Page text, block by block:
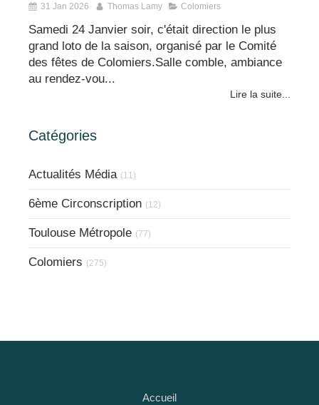
31 Jan 2026 Thomas Lamy Colomiers
Samedi 24 Janvier soir, c'était direction le plus
grand loto de la saison, organisé par le Comité
des fêtes de Colomiers.Salle comble, ambiance
au rendez-vou...
Lire la suite...
Catégories
Actualités Média (11)
6ème Circonscription (12)
Toulouse Métropole (77)
Colomiers (275)
Accueil